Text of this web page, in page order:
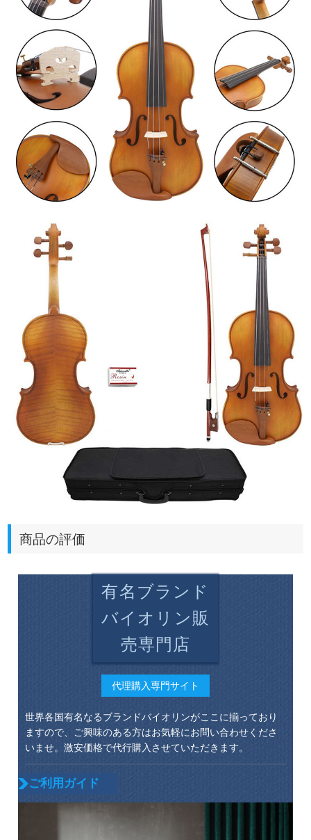
商品の評価
有名ブランド
バイオリン販
売専門店
代理購入専門サイト
世界各国有名なるブランドバイオリンがここに揃っており
ますので、ご興味のある方はお気軽にお問い合わせくださ
いませ。激安価格で代行購入させていただきます。
ご利用ガイド